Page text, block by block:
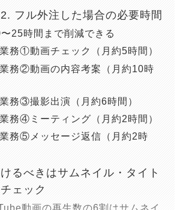
フル外注した場合の必要時間
25時間まで削減できる
務①動画チェック（月約5時間）
務②動画の内容考案（月約10時
務③撮影出演（月約6時間）
務④ミーティング（月約2時間）
務⑤メッセージ返信（月約2時
るべきはサムネイル・タイト
ェック
動画の再生数の6割はサムネイ